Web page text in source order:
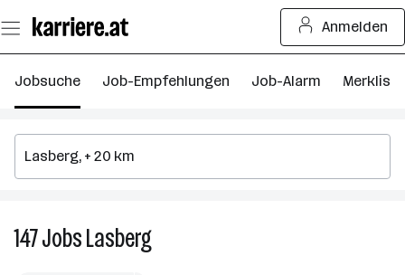
Seiteninhalt
springen
Anmelden
Jobsuche Job-Empfehlungen Job-Alarm Merkliste
147JobsLasberg147
Jobs